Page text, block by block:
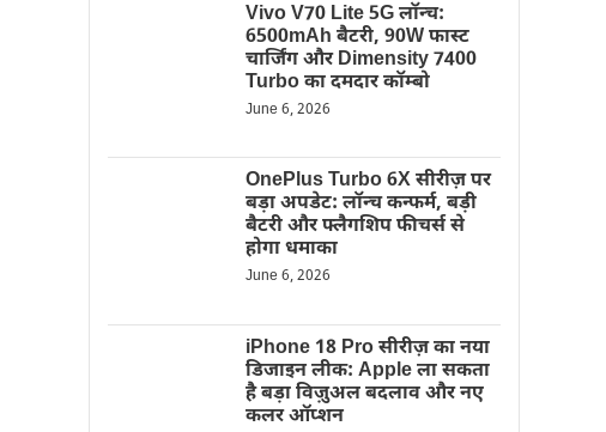
Vivo V70 Lite 5G लॉन्च:
6500mAh बैटरी, 90W फास्ट
चार्जिंग और Dimensity 7400
Turbo का दमदार कॉम्बो
June 6, 2026
OnePlus Turbo 6X सीरीज़ पर
बड़ा अपडेट: लॉन्च कन्फर्म, बड़ी
बैटरी और फ्लैगशिप फीचर्स से
होगा धमाका
June 6, 2026
iPhone 18 Pro सीरीज़ का नया
डिजाइन लीक: Apple ला सकता
है बड़ा विज़ुअल बदलाव और नए
कलर ऑप्शन